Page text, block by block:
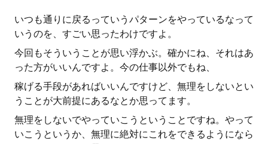
いつも通りに戻るっていうパターンをやっているなって
いうのを、すごい思ったわけですよ。
今回もそういうことが思い浮かぶ。確かにね、それはあ
った方がいいんですよ。今の仕事以外でもね、
稼げる手段があればいいんですけど、無理をしないとい
うことが大前提にあるなとか思ってます。
無理をしないでやっていこうということですね。やって
いこうというか、無理に絶対にこれをできるようになら